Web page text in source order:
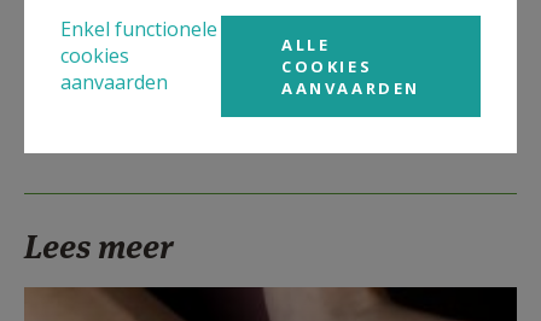
Deel dit artikel
Lees meer
Enkel functionele
cookies
aanvaarden
ALLE
COOKIES
AANVAARDEN